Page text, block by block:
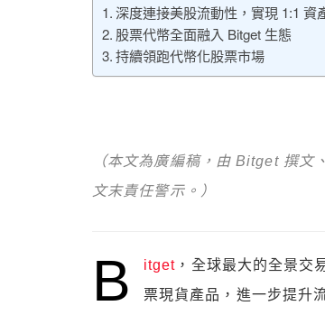
深度連接美股流動性，實現 1:1 資
股票代幣全面融入 Bitget 生態
持續領跑代幣化股票市場
（本文為廣編稿，由 Bitget 撰文
文末責任警示。）
B itget ，全球最大的全景交
票現貨產品，進一步提升